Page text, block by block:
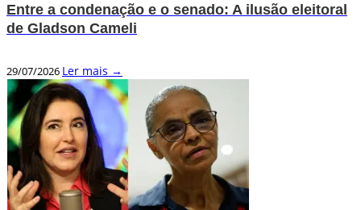
Entre a condenação e o senado: A ilusão eleitoral
de Gladson Cameli
29/07/2026 Ler mais →